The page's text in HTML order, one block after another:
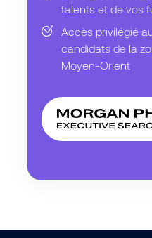
talents et de vos
Accès privilégié
candidats de la
Moyen-Orient